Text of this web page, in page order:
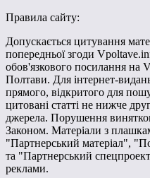
Правила сайту:
Допускається цитування
попередньої згоди
обов'язкового посилання на
Полтави. Для інтернет-
прямого, відкритого для
цитовані статті не нижче
джерела. Порушення
Законом. Матеріали з
"Партнерський матеріал",
та "Партнерський
реклами.